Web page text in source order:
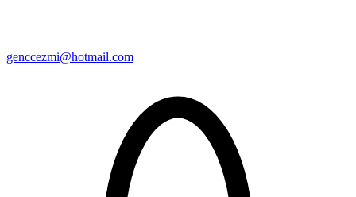
genccezmi@hotmail.com